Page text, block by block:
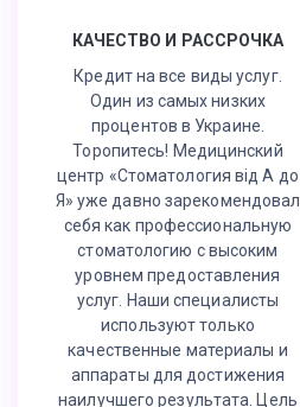
КАЧЕСТВО И РАССРОЧКА
Кредит на все виды услуг.
Один из самых низких
процентов в Украине.
Торопитесь! Медицинский
центр «Стоматология від А до
Я» уже давно зарекомендовал
себя как профессиональную
стоматологию с высоким
уровнем предоставления
услуг. Наши специалисты
используют только
качественные материалы и
аппараты для достижения
наилучшего результата. Цель